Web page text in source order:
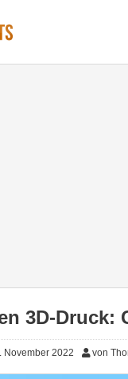
3D-Druck:
November 2022 von